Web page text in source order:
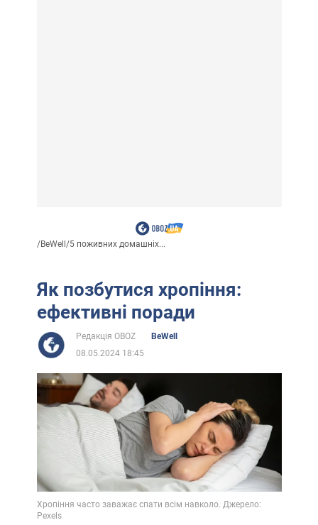
/BeWell /5 поживних домашніх...
Як позбутися хропіння:
ефективні поради
Редакція OBOZ
BeWell
08.05.2024 18:45
Хропіння часто заважає спати всім навколо. Джерело:
Pexels